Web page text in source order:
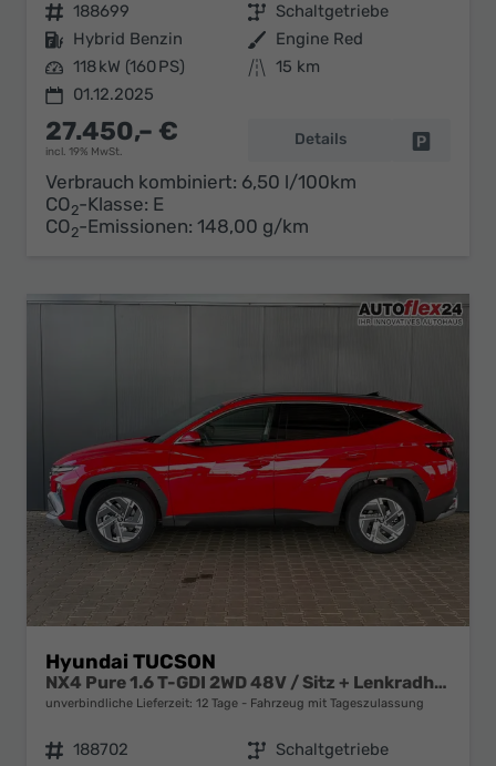
Fahrzeugnr. 188699 Getriebe Schaltgetriebe
Kraftstoff Hybrid Benzin Außenfarbe Engine Red
Leistung 118 kW (160 PS) Kilometerstand 15 km
01.12.2025
27.450,– €
incl. 19% MwSt.
Details
Verbrauch kombiniert: 6,50 l/100km
CO2-Klasse: E
CO2-Emissionen: 148,00 g/km
Hyundai TUCSON
NX4 Pure 1.6 T-GDI 2WD 48V / Sitz + Lenkradheiz. LED Tempomat Alu 17"
unverbindliche Lieferzeit: 12 Tage Fahrzeug mit Tageszulassung
Fahrzeugnr. 188702 Getriebe Schaltgetriebe